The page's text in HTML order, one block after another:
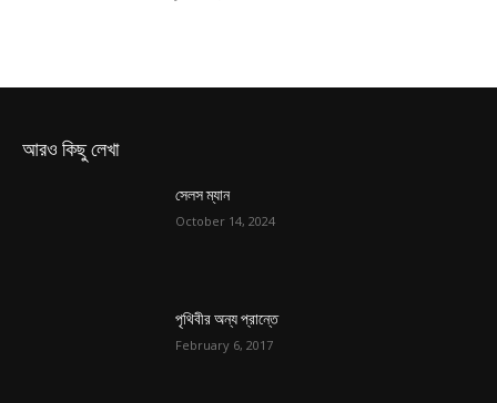
আরও কিছু লেখা
সেলস ম্যান
October 14, 2024
পৃথিবীর অন্য প্রান্তে
February 6, 2017